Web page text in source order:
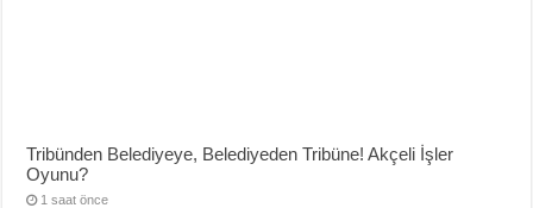
Tribünden Belediyeye, Belediyeden Tribüne! Akçeli İşler
Oyunu?
1 saat önce